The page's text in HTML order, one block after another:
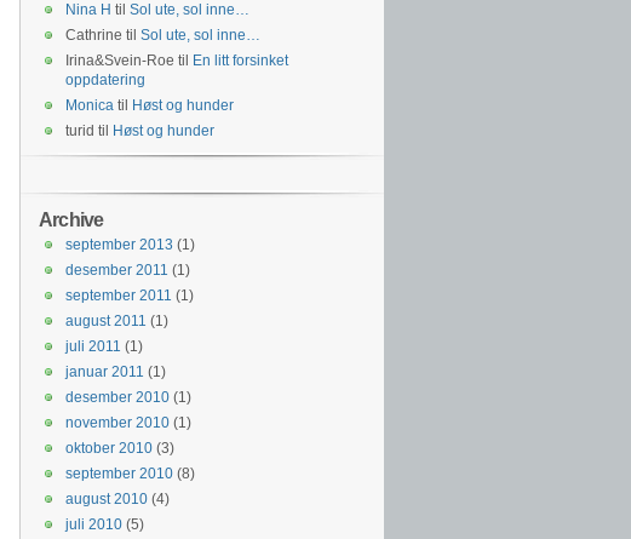
Nina H til Sol ute, sol inne…
Cathrine til Sol ute, sol inne…
Irina&Svein-Roe til
En litt forsinket
oppdatering
Monica til
Høst og hunder
turid til Høst og hunder
Archive
september 2013 (1)
desember 2011 (1)
september 2011 (1)
august 2011 (1)
juli 2011 (1)
januar 2011 (1)
desember 2010 (1)
november 2010 (1)
oktober 2010 (3)
september 2010 (8)
august 2010 (4)
juli 2010 (5)